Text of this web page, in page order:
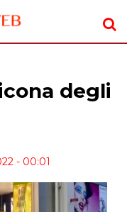
degli
- 00:01